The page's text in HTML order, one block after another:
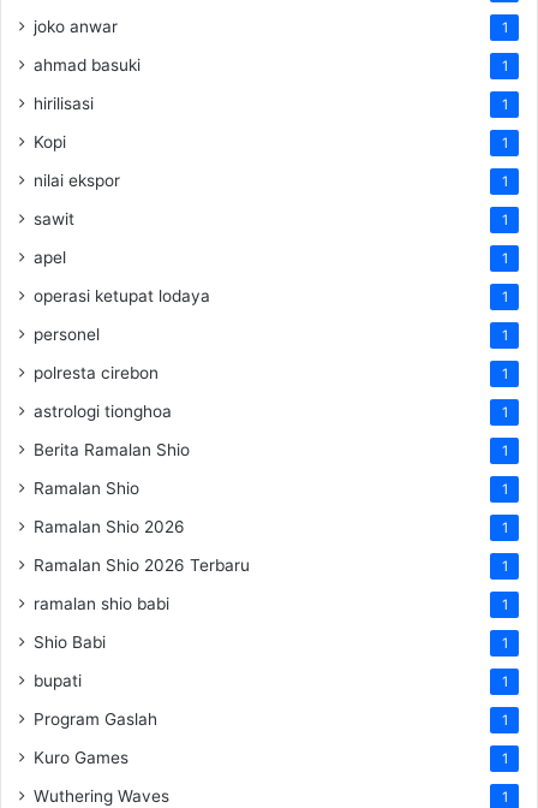
joko anwar 1
ahmad basuki 1
hirilisasi 1
Kopi 1
nilai ekspor 1
sawit 1
apel 1
operasi ketupat lodaya 1
personel 1
polresta cirebon 1
astrologi tionghoa 1
Berita Ramalan Shio 1
Ramalan Shio 1
Ramalan Shio 2026 1
Ramalan Shio 2026 Terbaru 1
ramalan shio babi 1
Shio Babi 1
bupati 1
Program Gaslah 1
Kuro Games 1
Wuthering Waves 1